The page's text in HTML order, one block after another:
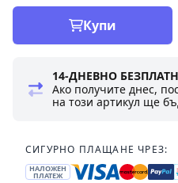
Купи
14-ДНЕВНО
Ако получите днес,
на този артикул ще
СИГУРНО ПЛАЩАНЕ ЧРЕЗ:
НАЛОЖЕН
ПЛАТЕЖ